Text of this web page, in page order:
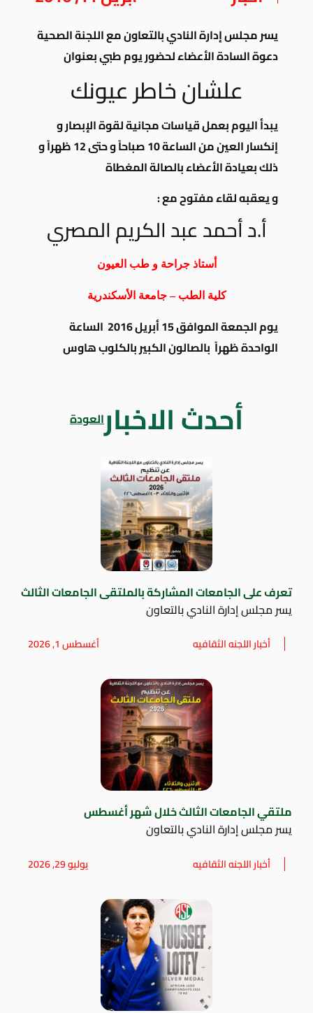
يسر مجلس إدارة النادي بالتعاون مع اللجنة الصحية
دعوة السادة الأعضاء لحضور يوم طبي بعنوان
علشان خاطر عيونك
يبدأ اليوم بعمل قياسات مجانية لقوة الإبصار و
إنكسار العين من الساعة 10 صباحاً و حتى 12 ظهراً و
ذلك بعيادة الأعضاء بالصالة المغطاة
و يعقبه لقاء مفتوح مع :
أ.د أحمد عبد الكريم المصري
أستاذ جراحة و طب العيون
كلية الطب – جامعة الأسكندرية
يوم الجمعة الموافق 15 أبريل 2016 الساعة
الواحدة ظهراً بالصالون الكبير بالكلوب هاوس
أحدث الاخبارالعودة
تعرف على الجامعات المشاركة بالملتقى الجامعات الثالث
يسر مجلس إدارة النادي بالتعاون
أخبار اللجنه الثقافيه أغسطس 1, 2026
ملتقي الجامعات الثالث خلال شهر أغسطس
يسر مجلس إدارة النادي بالتعاون
أخبار اللجنه الثقافيه يوليو 29, 2026